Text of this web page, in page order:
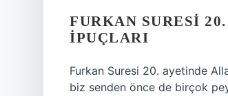
FURKAN SURESI
İPUÇLARI
Furkan Suresi 20. ayetinde
biz senden önce de birçok